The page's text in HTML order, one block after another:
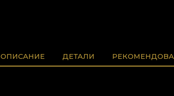
ОПИСАНИЕ ДЕТАЛИ